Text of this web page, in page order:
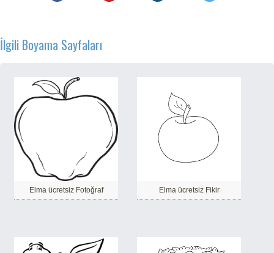
İlgili Boyama Sayfaları
Elma ücretsiz Fotoğraf Elma ücretsiz Fikir